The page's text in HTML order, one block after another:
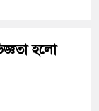
হলো